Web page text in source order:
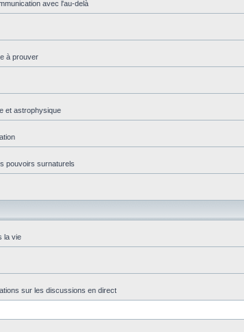
avec l'au-delà
à prouver
et astrophysique
pouvoirs surnaturels
la vie
sur les discussions en direct